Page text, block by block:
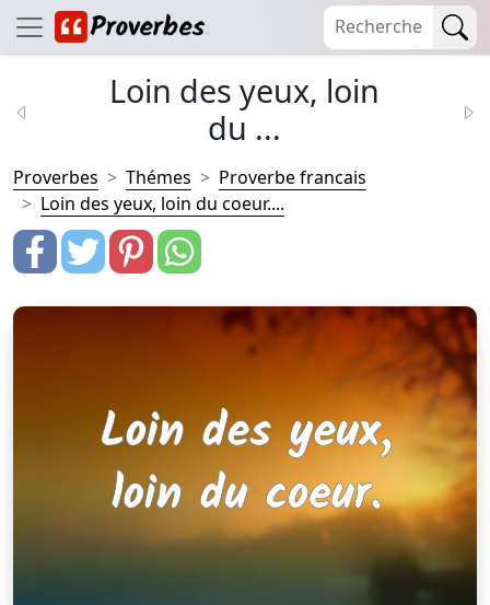
Loin des yeux, loin
du ...
Proverbes Thémes
Proverbe francais
Loin des yeux, loin du coeur....